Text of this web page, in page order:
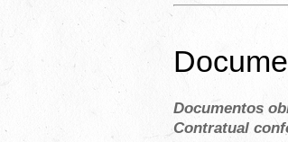
Documentos
Contratual